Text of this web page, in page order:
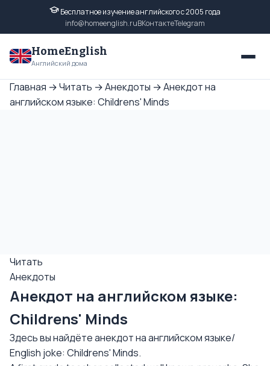
Бесплатное изучение английского с 2005 года
info@homeenglish.ruВКонтактеTelegram
HomeEnglish
Английский дома
Главная →Читать →Анекдоты →Анекдот на
английском языке: Childrens' Minds
Читать
Анекдоты
Анекдот на английском языке:
Childrens' Minds
Здесь вы найдёте анекдот на английском языке/
English joke: Childrens' Minds.